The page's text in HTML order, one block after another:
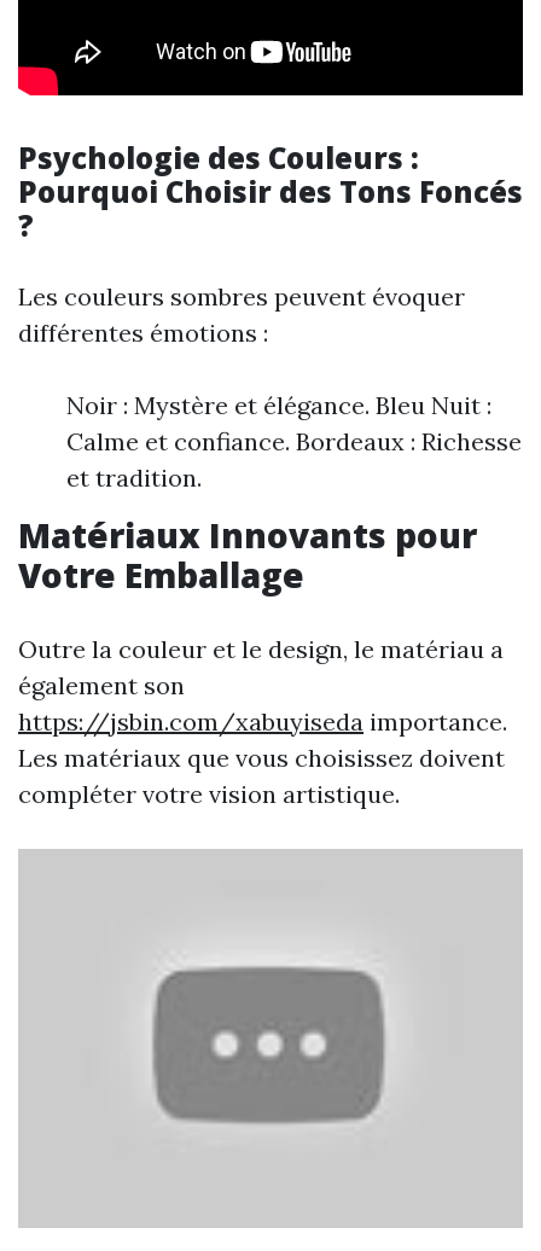
Psychologie des Couleurs :
Pourquoi Choisir des Tons Foncés
?
Les couleurs sombres peuvent évoquer
différentes émotions :
Noir : Mystère et élégance. Bleu Nuit :
Calme et confiance. Bordeaux : Richesse
et tradition.
Matériaux Innovants pour
Votre Emballage
Outre la couleur et le design, le matériau a
également son
https://jsbin.com/xabuyiseda importance.
Les matériaux que vous choisissez doivent
compléter votre vision artistique.